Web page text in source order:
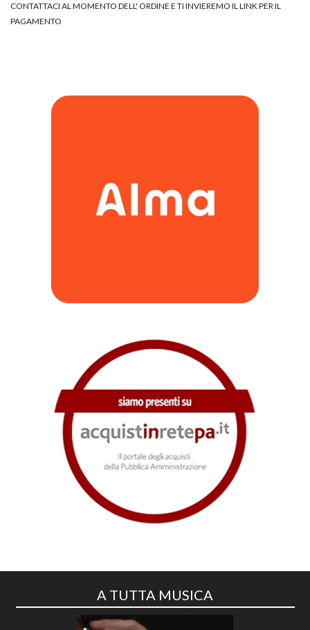
CONTATTACI AL MOMENTO DELL' ORDINE E TI INVIEREMO IL LINK PER IL
PAGAMENTO
A TUTTA MUSICA